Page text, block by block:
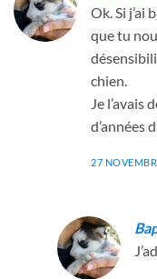
Ok. Si j’ai
que tu
chien.
Je l’avais
d’années
27